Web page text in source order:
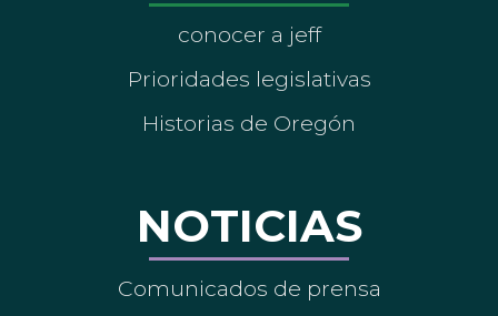
conocer a jeff
Prioridades legislativas
Historias de Oregón
NOTICIAS
Comunicados de prensa